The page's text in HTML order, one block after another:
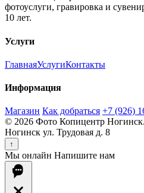
фотоуслуги, гравировка и
10 лет.
Услуги
ГлавнаяУслугиКонтакты
Информация
Магазин Как добраться +7 (926)
© 2026 Фото Копицентр
Ногинск ул. Трудовая д. 8
↑
Мы онлайн Напишите нам